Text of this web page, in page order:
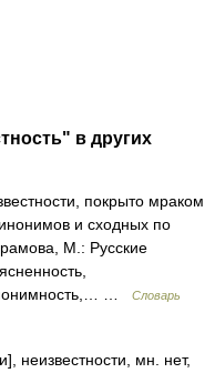
в других
покрыто мраком
и сходных по
М.: Русские
…
Словарь
неизвестности, мн. нет,